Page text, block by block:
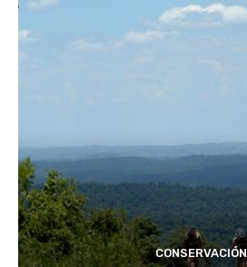
CONSERVACIÓN